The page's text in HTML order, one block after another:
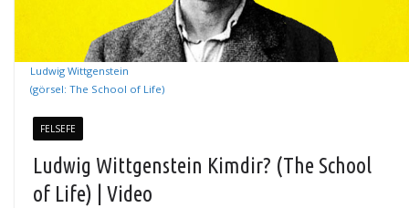
Ludwig Wittgenstein
(görsel: The School of Life)
FELSEFE
Ludwig Wittgenstein Kimdir? (The School
of Life) | Video